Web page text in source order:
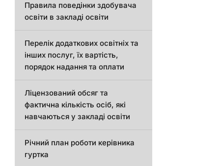
Правила поведінки здобувача
освіти в закладі освіти
Перелік додаткових освітніх та
інших послуг, їх вартість,
порядок надання та оплати
Ліцензований обсяг та
фактична кількість осіб, які
навчаються у закладі освіти
Річний план роботи керівника
гуртка